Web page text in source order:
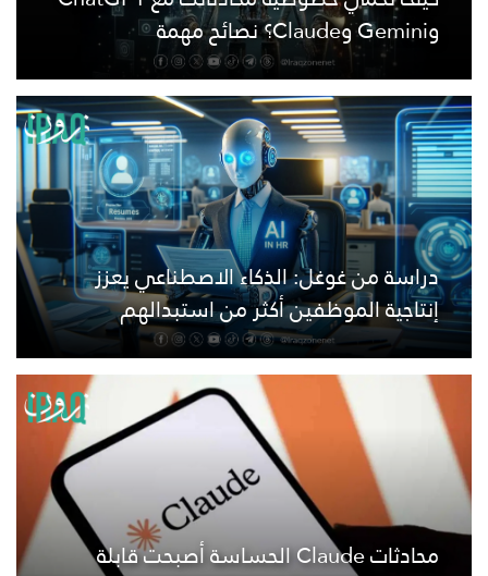
وGemini وClaude؟ نصائح مهمة
دراسة من غوغل: الذكاء الاصطناعي يعزز
إنتاجية الموظفين أكثر من استبدالهم
محادثات Claude الحساسة أصبحت قابلة